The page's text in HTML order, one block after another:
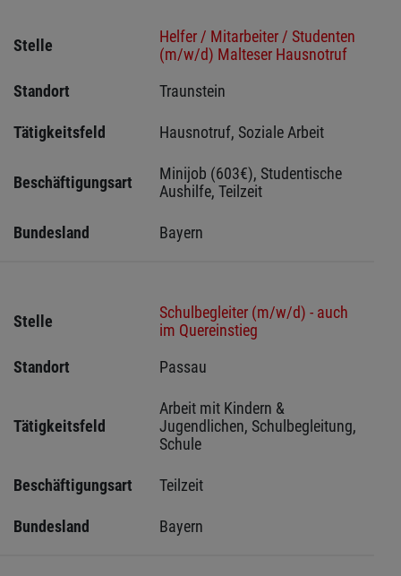
Stelle
Helfer / Mitarbeiter / Studenten
(m/w/d) Malteser Hausnotruf
Standort
Traunstein
Tätigkeitsfeld Hausnotruf, Soziale Arbeit
Beschäftigungsart
Minijob (603€), Studentische
Aushilfe, Teilzeit
Bundesland Bayern
Stelle
Schulbegleiter (m/w/d) - auch
im Quereinstieg
Standort
Passau
Tätigkeitsfeld
Arbeit mit Kindern &
Jugendlichen, Schulbegleitung,
Schule
Beschäftigungsart Teilzeit
Bundesland Bayern